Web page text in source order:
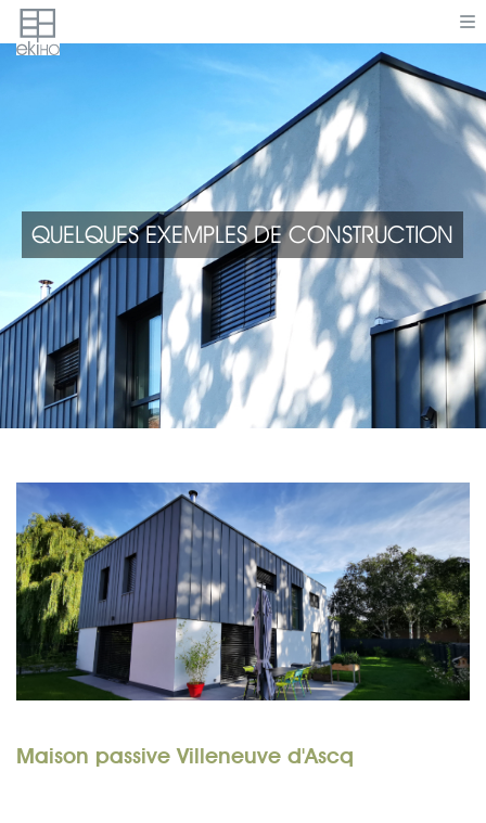
QUELQUES EXEMPLES DE CONSTRUCTION
Maison passive Villeneuve d'Ascq